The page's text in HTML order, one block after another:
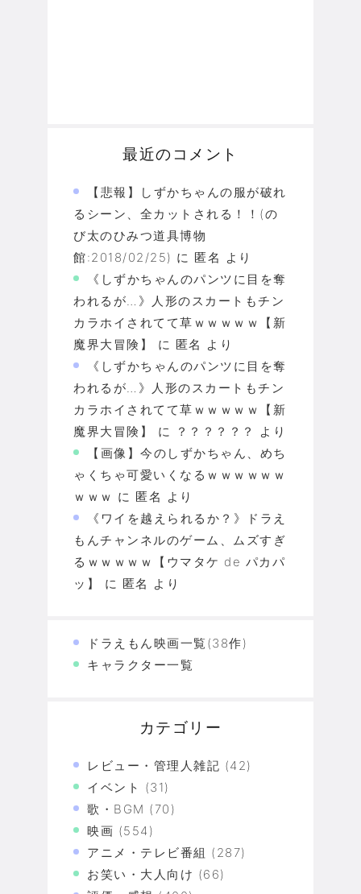
最近のコメント
【悲報】しずかちゃんの服が破れ
るシーン、全カットされる！！(の
び太のひみつ道具博物
館:2018/02/25) に 匿名 より
《しずかちゃんのパンツに目を奪
われるが…》人形のスカートもチン
カラホイされてて草ｗｗｗｗｗ【新
魔界大冒険】
に 匿名 より
《しずかちゃんのパンツに目を奪
われるが…》人形のスカートもチン
カラホイされてて草ｗｗｗｗｗ【新
魔界大冒険】
に ？？？？？？
より
【画像】今のしずかちゃん、めち
ゃくちゃ可愛いくなるｗｗｗｗｗｗ
ｗｗｗ に 匿名 より
《ワイを越えられるか？》ドラえ
もんチャンネルのゲーム、ムズすぎ
るｗｗｗｗｗ【ウマタケ de パカパ
ッ】
に 匿名 より
ドラえもん映画一覧(38作)
キャラクター一覧
カテゴリー
レビュー・管理人雑記 (42)
イベント (31)
歌・BGM (70)
映画 (554)
アニメ・テレビ番組 (287)
お笑い・大人向け (66)